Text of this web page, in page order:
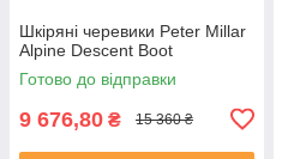
Шкіряні черевики Peter Millar
Alpine Descent Boot
Готово до відправки
9 676,80 ₴ 15 360 ₴